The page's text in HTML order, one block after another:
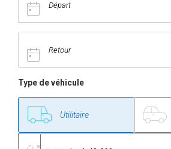
Type de véhicule